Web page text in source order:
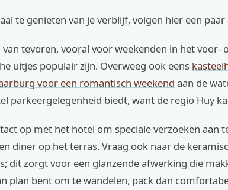
te genieten van je verblijf, volgen hier een
tevoren, vooral voor weekenden in het voor-
uitjes populair zijn. Overweeg ook eens
voor een romantisch weekend aan de
parkeergelegenheid biedt, want de regio Huy
op met het hotel om speciale verzoeken aan
diner op het terras. Vraag ook naar de
dit zorgt voor een glanzende afwerking die
plan bent om te wandelen, pack dan